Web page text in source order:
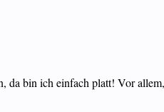
bin ich einfach platt! Vor